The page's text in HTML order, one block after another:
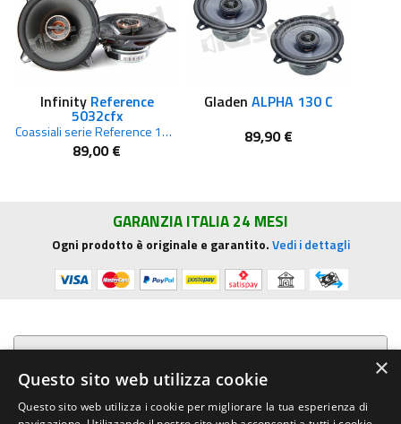
Infinity Reference
5032cfx
Coassiali serie Reference 13cm
89,00 €
Gladen ALPHA 130 C
89,90 €
GARANZIA ITALIA 24 MESI
Ogni prodotto è originale e garantito.Vedi i dettagli
Presentazione aziendale
Acquista su R.G. Sound
×
Questo sito web utilizza cookie
Questo sito web utilizza i cookie per migliorare la tua esperienza di